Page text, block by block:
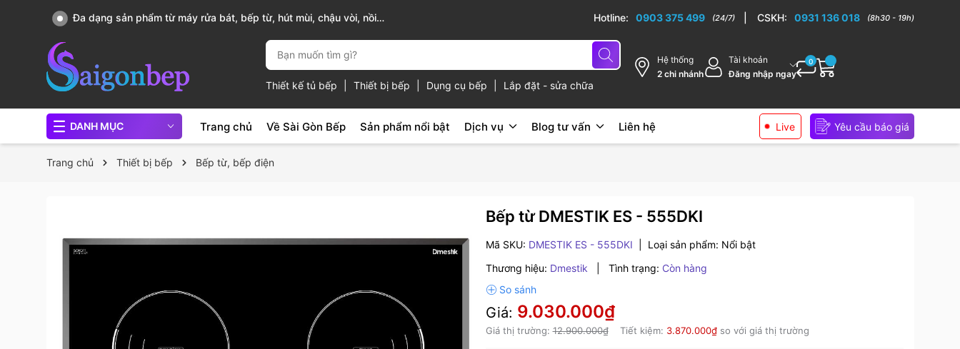
Đa dạng sản phẩm từ máy rửa bát, bếp từ, hút mùi, chậu vòi, nồi
Sài Gòn Bếp chuyên thiết bị bếp, gia dụng bếp cao cấp
Hotline: 0903 375 499 (24/7) CSKH: 0931 136 018 (8h30 - 19h)
Thiết kế tủ bếp Thiết bị bếp Dụng cụ bếp Lắp đặt - sửa chữa
Hệ thống
2 chi nhánh
Tài khoản
Đăng nhập ngay
0
DANH MỤC Trang chủ Về Sài Gòn Bếp Sản phẩm nổi bật Dịch vụ Blog tư vấn Liên hệ Live Yêu cầu báo giá
Trang chủ Thiết bị bếp Bếp từ, bếp điện
Bếp từ DMESTIK ES - 555DKI
Mã SKU: DMESTIK ES - 555DKI Loại sản phẩm: Nổi bật
Thương hiệu: Dmestik Tình trạng: Còn hàng
Giá: 9.030.000₫
Giá thị trường:12.900.000₫ Tiết kiệm: 3.870.000₫so với giá thị trường